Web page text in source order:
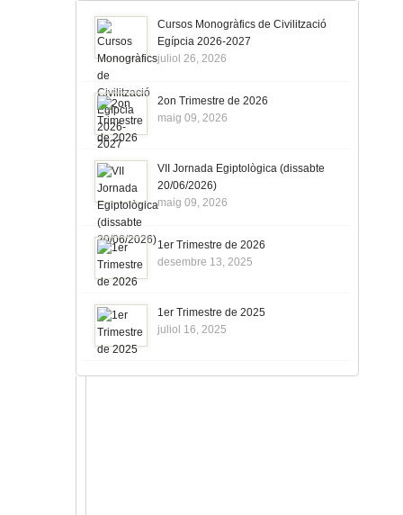
Cursos Monogràfics de Civilització
Egípcia 2026-2027
juliol 26, 2026
2on Trimestre de 2026
maig 09, 2026
VII Jornada Egiptològica (dissabte
20/06/2026)
maig 09, 2026
1er Trimestre de 2026
desembre 13, 2025
1er Trimestre de 2025
juliol 16, 2025